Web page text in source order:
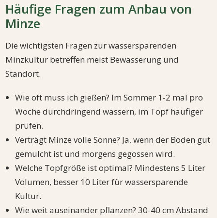
Häufige Fragen zum Anbau von
Minze
Die wichtigsten Fragen zur wassersparenden
Minzkultur betreffen meist Bewässerung und
Standort.
Wie oft muss ich gießen? Im Sommer 1-2 mal pro
Woche durchdringend wässern, im Topf häufiger
prüfen.
Verträgt Minze volle Sonne? Ja, wenn der Boden gut
gemulcht ist und morgens gegossen wird.
Welche Topfgröße ist optimal? Mindestens 5 Liter
Volumen, besser 10 Liter für wassersparende
Kultur.
Wie weit auseinander pflanzen? 30-40 cm Abstand